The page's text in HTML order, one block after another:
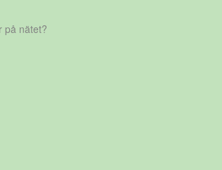
på nätet?